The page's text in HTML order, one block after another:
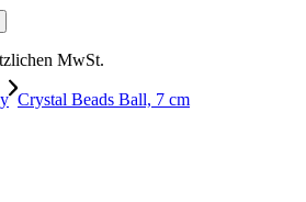
MwSt.
Crystal Beads Ball, 7 cm